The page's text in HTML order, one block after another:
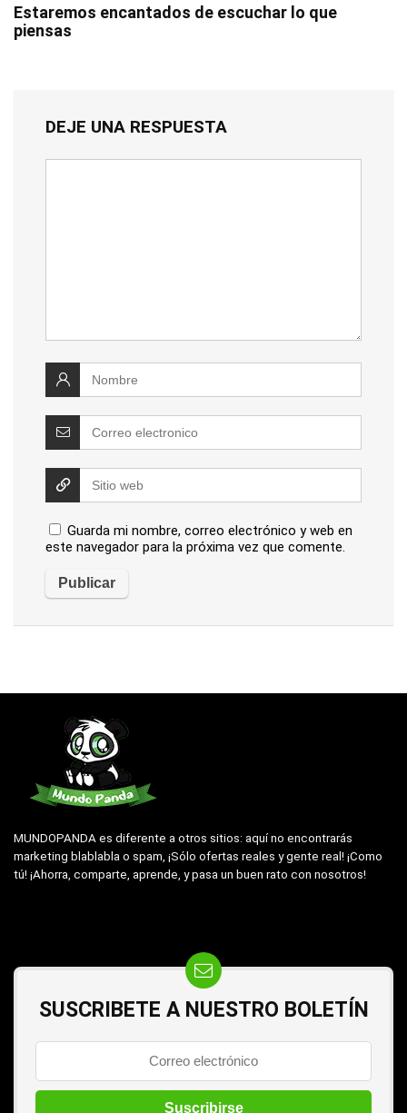
Estaremos encantados de escuchar lo que
piensas
DEJE UNA RESPUESTA
Guarda mi nombre, correo electrónico y web en
este navegador para la próxima vez que comente.
MUNDOPANDA es diferente a otros sitios: aquí no encontrarás
marketing blablabla o spam, ¡Sólo ofertas reales y gente real! ¡Como
tú! ¡Ahorra, comparte, aprende, y pasa un buen rato con nosotros!
SUSCRIBETE A NUESTRO BOLETÍN